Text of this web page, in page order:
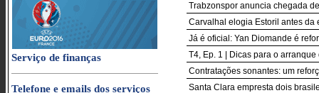
Serviço de finanças
Telefone e emails dos serviços
Trabzonspor anuncia chegada
Carvalhal elogia Estoril antes da
Já é oficial: Yan Diomande é
T4, Ep. 1 | Dicas para o
Contratações sonantes: um
Santa Clara empresta dois